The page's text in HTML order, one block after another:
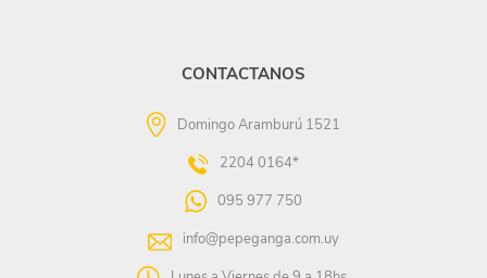
CONTACTANOS
Domingo Aramburú 1521
2204 0164*
095 977 750
info@pepeganga.com.uy